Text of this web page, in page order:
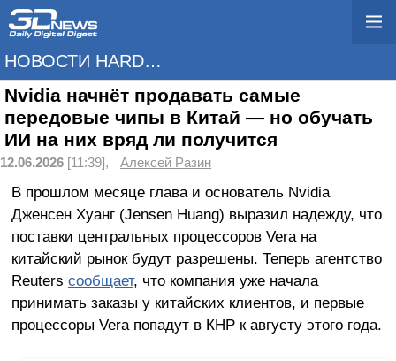
НОВОСТИ HARDWARE
Nvidia начнёт продавать самые
передовые чипы в Китай — но обучать
ИИ на них вряд ли получится
12.06.2026 [11:39], Алексей Разин
В прошлом месяце глава и основатель Nvidia
Дженсен Хуанг (Jensen Huang) выразил надежду, что
поставки центральных процессоров Vera на
китайский рынок будут разрешены. Теперь агентство
Reuters сообщает, что компания уже начала
принимать заказы у китайских клиентов, и первые
процессоры Vera попадут в КНР к августу этого года.